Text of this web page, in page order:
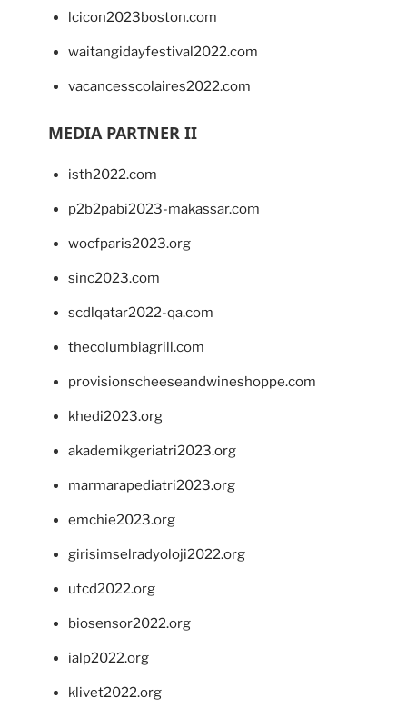
lcicon2023boston.com
waitangidayfestival2022.com
vacancesscolaires2022.com
MEDIA PARTNER II
isth2022.com
p2b2pabi2023-makassar.com
wocfparis2023.org
sinc2023.com
scdlqatar2022-qa.com
thecolumbiagrill.com
provisionscheeseandwineshoppe.com
khedi2023.org
akademikgeriatri2023.org
marmarapediatri2023.org
emchie2023.org
girisimselradyoloji2022.org
utcd2022.org
biosensor2022.org
ialp2022.org
klivet2022.org